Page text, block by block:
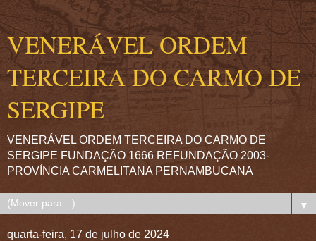
VENERÁVEL ORDEM
TERCEIRA DO CARMO DE
SERGIPE
VENERÁVEL ORDEM TERCEIRA DO CARMO DE
SERGIPE FUNDAÇÃO 1666 REFUNDAÇÃO 2003-
PROVÍNCIA CARMELITANA PERNAMBUCANA
▼
quarta-feira, 17 de julho de 2024